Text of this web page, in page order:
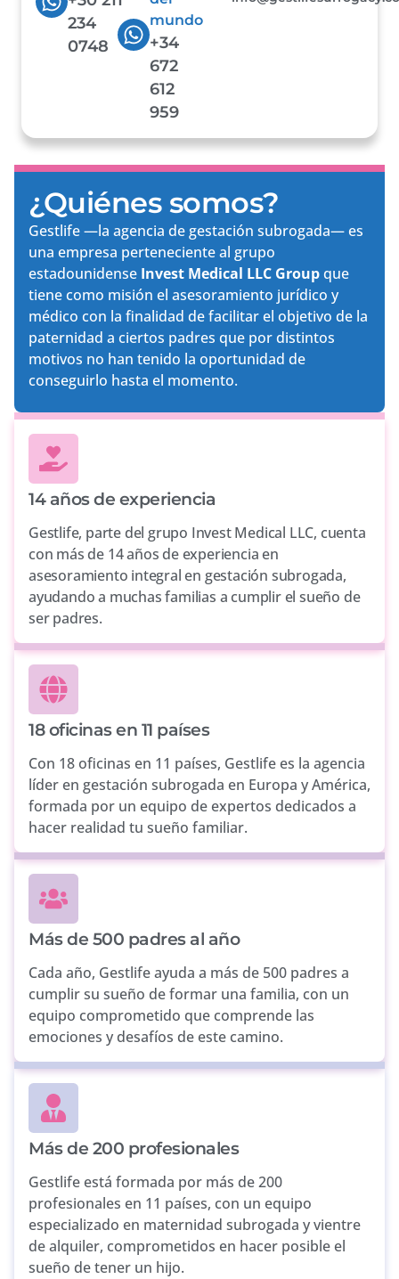
234
0748
mundo
+34
672
612
959
¿Quiénes somos?
Gestlife —la agencia de gestación subrogada— es
una empresa perteneciente al grupo
estadounidense Invest Medical LLC Groupque
tiene como misión el asesoramiento jurídico y
médico con la finalidad de facilitar el objetivo de la
paternidad a ciertos padres que por distintos
motivos no han tenido la oportunidad de
conseguirlo hasta el momento.
14 años de experiencia
Gestlife, parte del grupo Invest Medical LLC, cuenta
con más de 14 años de experiencia en
asesoramiento integral en gestación subrogada,
ayudando a muchas familias a cumplir el sueño de
ser padres.
18 oficinas en 11 países
Con 18 oficinas en 11 países, Gestlife es la agencia
líder en gestación subrogada en Europa y América,
formada por un equipo de expertos dedicados a
hacer realidad tu sueño familiar.
Más de 500 padres al año
Cada año, Gestlife ayuda a más de 500 padres a
cumplir su sueño de formar una familia, con un
equipo comprometido que comprende las
emociones y desafíos de este camino.
Más de 200 profesionales
Gestlife está formada por más de 200
profesionales en 11 países, con un equipo
especializado en maternidad subrogada y vientre
de alquiler, comprometidos en hacer posible el
sueño de tener un hijo.